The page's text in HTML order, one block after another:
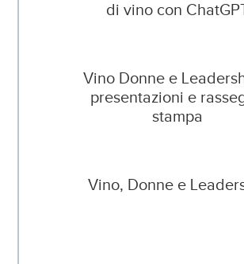
di vino con
Vino Donne e
presentazioni e
stampa
Vino, Donne e